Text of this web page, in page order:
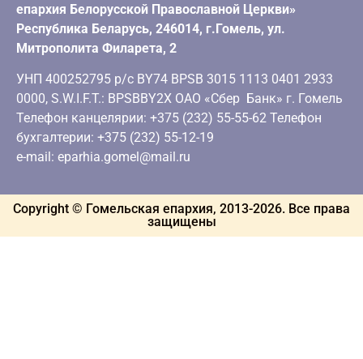
епархия Белорусской Православной Церкви»
Республика Беларусь, 246014, г.Гомель, ул.
Митрополита Филарета, 2
УНП 400252795 р/с BY74 BPSB 3015 1113 0401 2933
0000, S.W.I.F.T.: BPSBBY2X ОАО «Сбер Банк» г. Гомель
Телефон канцелярии: +375 (232) 55-55-62 Телефон
бухгалтерии: +375 (232) 55-12-19
e-mail: eparhia.gomel@mail.ru
Copyright © Гомельская епархия, 2013-2026. Все права
защищены